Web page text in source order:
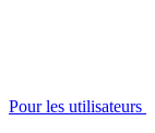
Pour les utilisateurs